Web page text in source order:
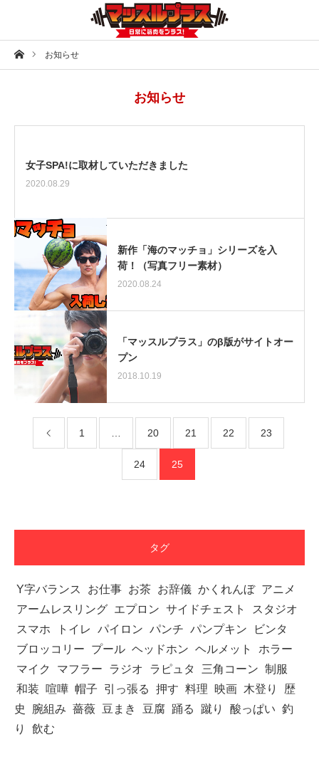
ホームお知らせ
お知らせ
女子SPA!に取材していただきました
2020.08.29
新作「海のマッチョ」シリーズを入
荷！（写真フリー素材）
2020.08.24
「マッスルプラス」のβ版がサイトオー
プン
2018.10.19
1 20 21 22 23
24 25
タグ
Y字バランス お仕事 お茶 お辞儀 かくれんぼ アニメ
アームレスリング エプロン サイドチェスト
スタジオ
スマホ
トイレ パイロン パンチ パンプキン
ビンタ
ブロッコリー
プール ヘッドホン ヘルメット
ホラー
マイク
マフラー ラジオ ラピュタ 三角コーン 制服
和装
喧嘩 帽子 引っ張る 押す 料理 映画 木登り
歴
史
腕組み 薔薇 豆まき 豆腐 踊る 蹴り 酸っぱい 釣
り
飲む
【TV】TBS番組「ひるおび」にてマッスルプ
ラスが紹介されま…
TOKYO FMラジオ番組「ONE MORNING」
で紹介さ…